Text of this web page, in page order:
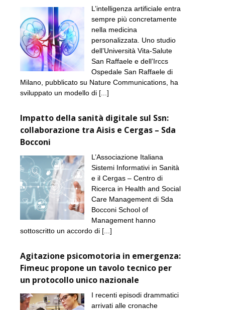
L’intelligenza artificiale entra
sempre più concretamente
nella medicina
personalizzata. Uno studio
dell’Università Vita-Salute
San Raffaele e dell’Irccs
Ospedale San Raffaele di
Milano, pubblicato su Nature Communications, ha
sviluppato un modello di [...]
Impatto della sanità digitale sul Ssn:
collaborazione tra Aisis e Cergas – Sda
Bocconi
L’Associazione Italiana
Sistemi Informativi in Sanità
e il Cergas – Centro di
Ricerca in Health and Social
Care Management di Sda
Bocconi School of
Management hanno
sottoscritto un accordo di [...]
Agitazione psicomotoria in emergenza:
Fimeuc propone un tavolo tecnico per
un protocollo unico nazionale
I recenti episodi drammatici
arrivati alle cronache